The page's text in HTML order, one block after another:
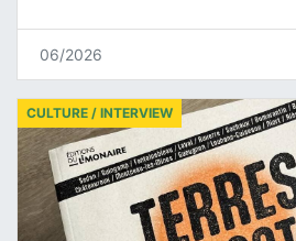
06/2026
CULTURE / INTERVIEW